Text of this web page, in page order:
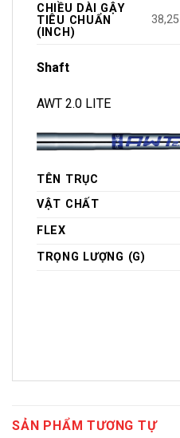
CHIỀU DÀI GẬY
TIÊU CHUẨN
(INCH)
38,25
Shaft
AWT 2.0 LITE
TÊN TRỤC
VẬT CHẤT
FLEX
TRỌNG LƯỢNG (G)
SẢN PHẨM TƯƠNG TỰ